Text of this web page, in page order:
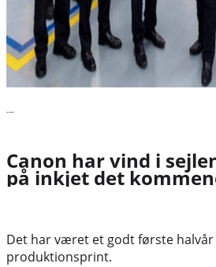
Canon har vind i
på inkjet det
Det har været et godt første
produktionsprint.